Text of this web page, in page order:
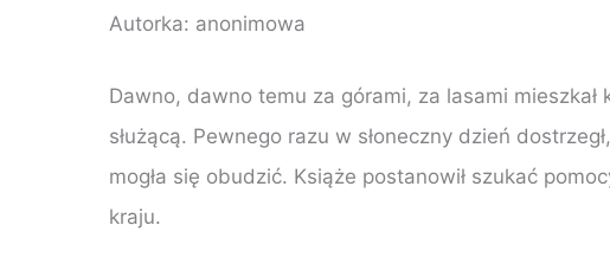
Autorka: anonimowa
Dawno, dawno temu za górami, za lasami
służącą. Pewnego razu w słoneczny dzień
mogła się obudzić. Książe postanowił szukać
kraju.